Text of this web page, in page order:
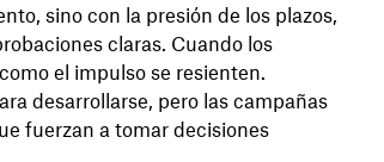
sino con la presión de los plazos,
claras. Cuando los
el impulso se resienten.
desarrollarse, pero las campañas
fuerzan a tomar decisiones